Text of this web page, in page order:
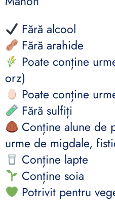
Fără alcool
Fără arahide
Poate conține
orz)
Poate conține
Fără sulfiți
Conține alune de
urme de migdale,
Conține lapte
Conține soia
Potrivit pentru